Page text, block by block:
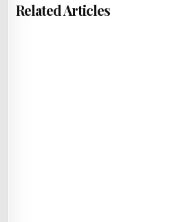
Related Articles